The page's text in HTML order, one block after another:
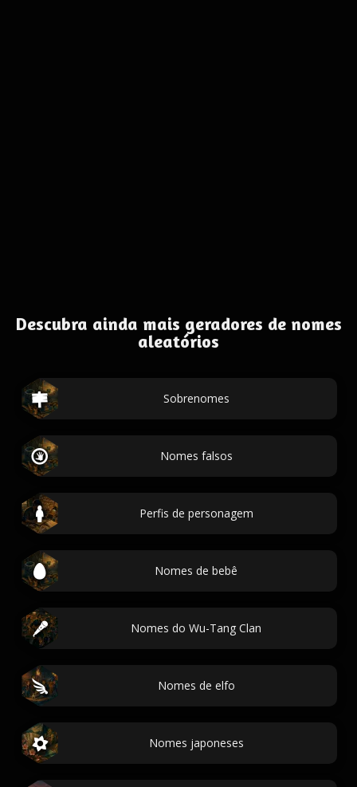
Descubra ainda mais geradores de nomes
aleatórios
Sobrenomes
Nomes falsos
Perfis de personagem
Nomes de bebê
Nomes do Wu-Tang Clan
Nomes de elfo
Nomes japoneses